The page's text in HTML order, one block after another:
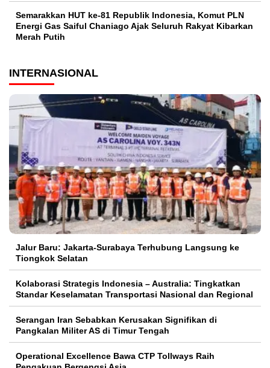
Semarakkan HUT ke-81 Republik Indonesia, Komut PLN
Energi Gas Saiful Chaniago Ajak Seluruh Rakyat Kibarkan
Merah Putih
INTERNASIONAL
Jalur Baru: Jakarta-Surabaya Terhubung Langsung ke
Tiongkok Selatan
Kolaborasi Strategis Indonesia – Australia: Tingkatkan
Standar Keselamatan Transportasi Nasional dan Regional
Serangan Iran Sebabkan Kerusakan Signifikan di
Pangkalan Militer AS di Timur Tengah
Operational Excellence Bawa CTP Tollways Raih